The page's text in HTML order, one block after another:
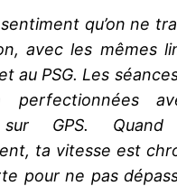
sentiment qu’on ne
avec les mêmes
au PSG. Les
perfectionnées
sur GPS.
ta vitesse est
pour ne pas